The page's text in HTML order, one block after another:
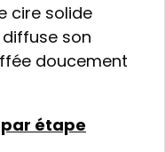
cire solide
son
doucement
étape